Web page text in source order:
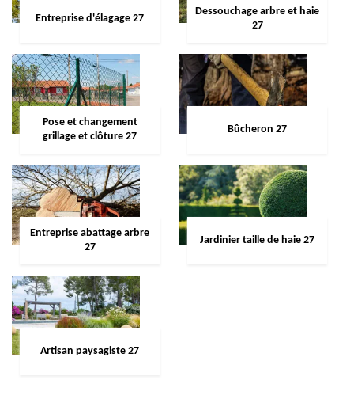
Entreprise d'élagage 27
Dessouchage arbre et haie
27
Pose et changement
grillage et clôture 27
Bûcheron 27
Entreprise abattage arbre
27
Jardinier taille de haie 27
Artisan paysagiste 27